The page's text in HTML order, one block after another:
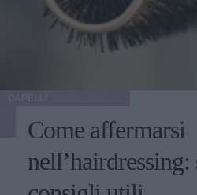
Come affermarsi
nell’hairdressing: